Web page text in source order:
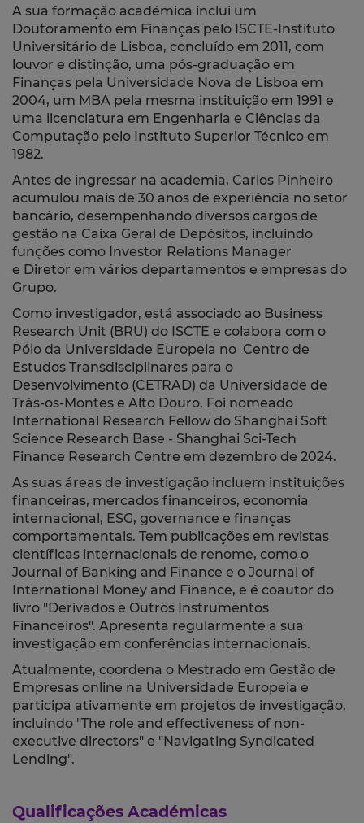
A sua formação académica inclui um
Doutoramento em Finanças pelo ISCTE-Instituto
Universitário de Lisboa, concluído em 2011, com
louvor e distinção, uma pós-graduação em
Finanças pela Universidade Nova de Lisboa em
2004, um MBA pela mesma instituição em 1991 e
uma licenciatura em Engenharia e Ciências da
Computação pelo Instituto Superior Técnico em
1982.
Antes de ingressar na academia, Carlos Pinheiro
acumulou mais de 30 anos de experiência no setor
bancário, desempenhando diversos cargos de
gestão na Caixa Geral de Depósitos, incluindo
funções como Investor Relations Manager
e Diretor em vários departamentos e empresas do
Grupo.
Como investigador, está associado ao Business
Research Unit (BRU) do ISCTE e colabora com o
Pólo da Universidade Europeia no Centro de
Estudos Transdisciplinares para o
Desenvolvimento (CETRAD) da Universidade de
Trás-os-Montes e Alto Douro. Foi nomeado
International Research Fellow do Shanghai Soft
Science Research Base - Shanghai Sci-Tech
Finance Research Centre em dezembro de 2024.
As suas áreas de investigação incluem instituições
financeiras, mercados financeiros, economia
internacional, ESG, governance e finanças
comportamentais. Tem publicações em revistas
científicas internacionais de renome, como o
Journal of Banking and Finance e o Journal of
International Money and Finance, e é coautor do
livro "Derivados e Outros Instrumentos
Financeiros". Apresenta regularmente a sua
investigação em conferências internacionais.
Atualmente, coordena o Mestrado em Gestão de
Empresas online na Universidade Europeia e
participa ativamente em projetos de investigação,
incluindo "The role and effectiveness of non-
executive directors" e "Navigating Syndicated
Lending".
Qualificações Académicas